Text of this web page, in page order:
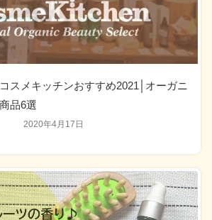
2020年4月17日
スメキッチンおすすめ2021│オーガニ
品6選